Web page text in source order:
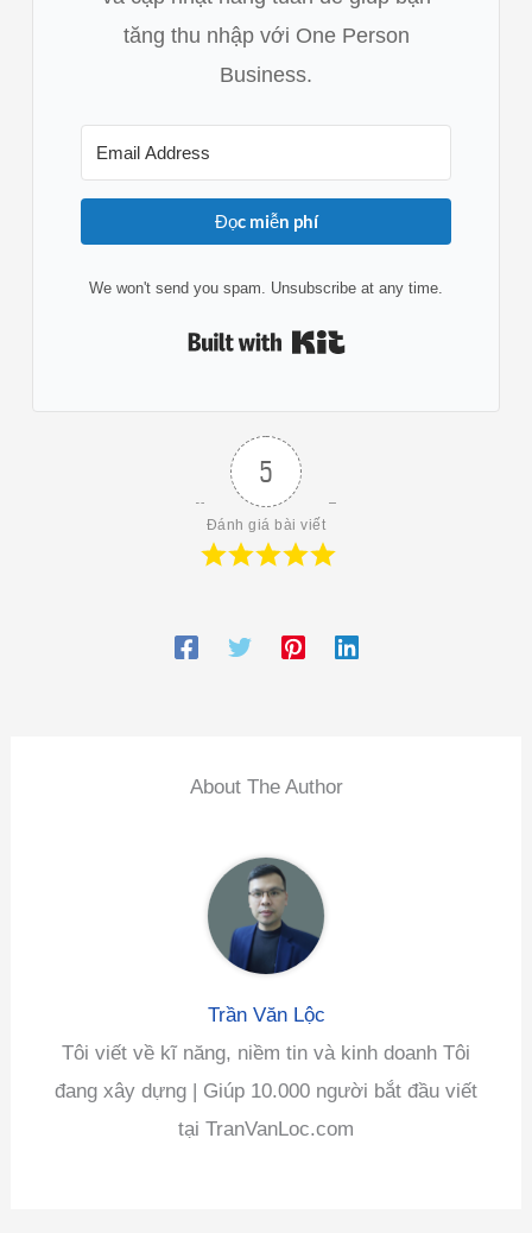
tăng thu nhập với One Person
Business.
Đọc miễn phí
We won't send you spam. Unsubscribe at any time.
Built with Kit
5
Đánh giá bài viết
About The Author
Trần Văn Lộc
Tôi viết về kĩ năng, niềm tin và kinh doanh Tôi
đang xây dựng | Giúp 10.000 người bắt đầu viết
tại TranVanLoc.com